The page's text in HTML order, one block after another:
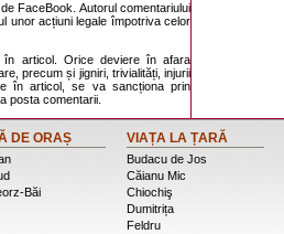
FaceBook. Autorul comentariului
unor acțiuni legale împotriva celor
în articol. Orice deviere în afara
precum și jigniri, trivialități, injurii
în articol, se va sancționa prin
posta comentarii.
DE ORAȘ
Băi
VIAȚA LA ȚARĂ
Budacu de Jos
Căianu Mic
Chiochiş
Dumitrița
Feldru